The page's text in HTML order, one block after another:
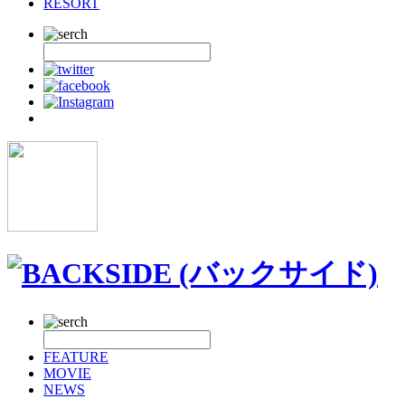
FEATURE
MOVIE
NEWS